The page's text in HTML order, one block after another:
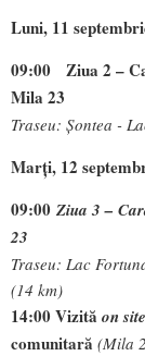
Luni, 11
09:00
Ziua 2 –
Mila 23
Traseu: Șontea -
Marți, 12
09:00 Ziua 3 –
23
Traseu: Lac
(14 km)
14:00 Vizită on site
comunitară (Mila